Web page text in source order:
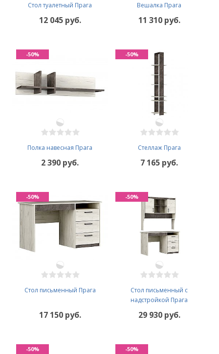
Стол туалетный Прага
12 045 руб.
Вешалка Прага
11 310 руб.
Полка навесная Прага
2 390 руб.
-50%
Cтеллаж Прага
7 165 руб.
-50%
Стол письменный Прага
17 150 руб.
-50%
Стол письменный с
надстройкой Прага
29 930 руб.
-50%
-50% -50%